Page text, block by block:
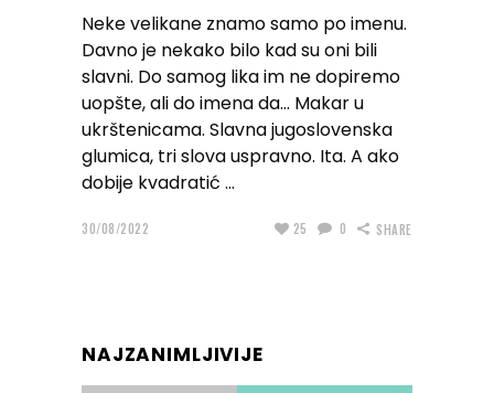
Neke velikane znamo samo po imenu.
Davno je nekako bilo kad su oni bili
slavni. Do samog lika im ne dopiremo
uopšte, ali do imena da… Makar u
ukrštenicama. Slavna jugoslovenska
glumica, tri slova uspravno. Ita. A ako
dobije kvadratić
30/08/2022 25 0 SHARE
NAJZANIMLJIVIJE